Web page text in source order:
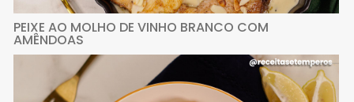
PEIXE AO MOLHO DE VINHO BRANCO COM
AMÊNDOAS